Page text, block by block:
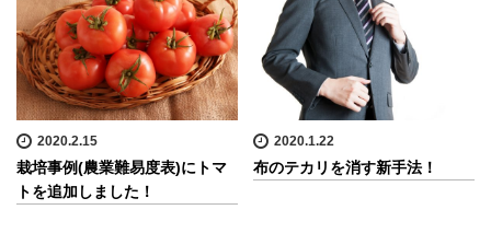
2020.2.15
栽培事例(農業難易度表)にトマ
トを追加しました！
2020.1.22
布のテカリを消す新手法！